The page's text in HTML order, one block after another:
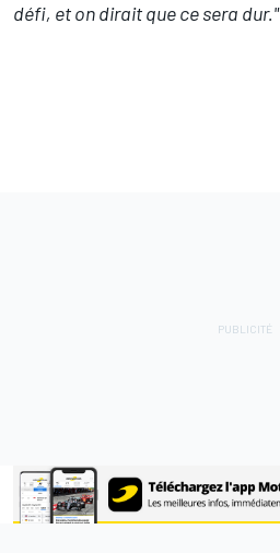
défi, et on dirait que ce sera dur."